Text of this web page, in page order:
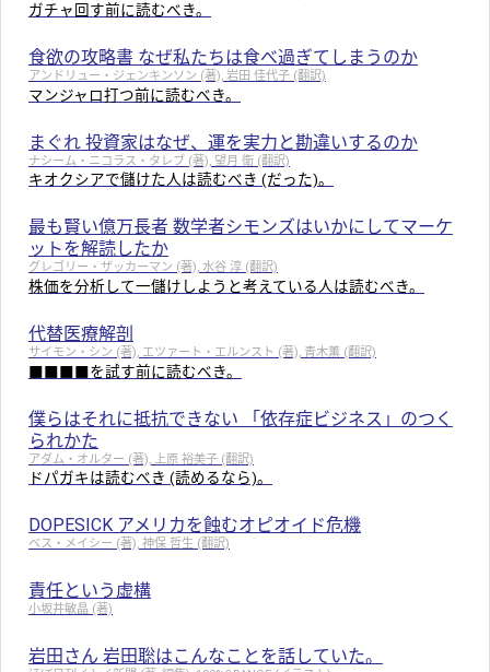
ガチャ回す前に読むべき。
食欲の攻略書 なぜ私たちは食べ過ぎてしまうのか
アンドリュー・ジェンキンソン (著), 岩田 佳代子 (翻訳)
マンジャロ打つ前に読むべき。
まぐれ 投資家はなぜ、運を実力と勘違いするのか
ナシーム・ニコラス・タレブ (著), 望月 衛 (翻訳)
キオクシアで儲けた人は読むべき (だった)。
最も賢い億万長者 数学者シモンズはいかにしてマーケ
ットを解読したか
グレゴリー・ザッカーマン (著), 水谷 淳 (翻訳)
株価を分析して一儲けしようと考えている人は読むべき。
代替医療解剖
サイモン・シン (著), エツァート・エルンスト (著), 青木薫 (翻訳)
■■■■を試す前に読むべき。
僕らはそれに抵抗できない 「依存症ビジネス」のつく
られかた
アダム・オルター (著), 上原 裕美子 (翻訳)
ドパガキは読むべき (読めるなら)。
DOPESICK アメリカを蝕むオピオイド危機
ベス・メイシー (著), 神保 哲生 (翻訳)
責任という虚構
小坂井敏晶 (著)
岩田さん 岩田聡はこんなことを話していた。